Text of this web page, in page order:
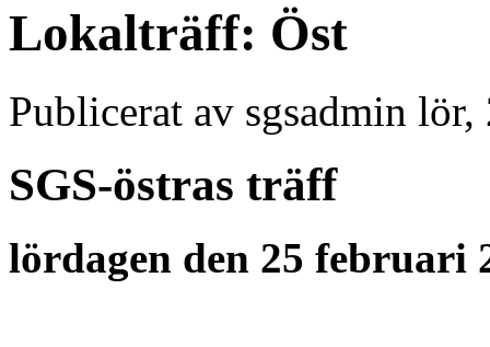
Lokalträff: Öst
Publicerat av sgsadmin lör,
SGS-östras träff
lördagen den 25 februari